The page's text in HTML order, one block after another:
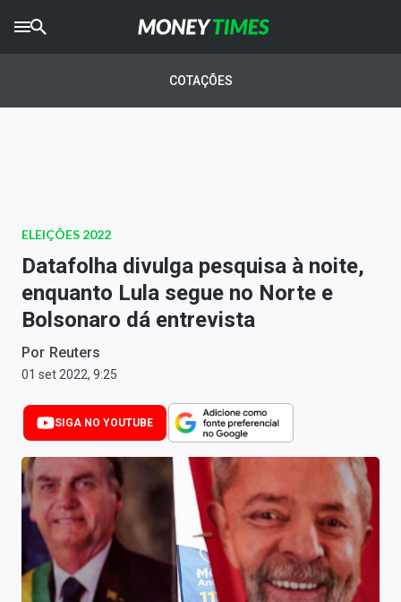
AGROTIMES
Newsletters
Money Trader
Anuncie
Últimas Notícias
Newsletters
Cotações
Comprar ou vender?
Carteiras Recomendadas
Central de Dividendos
COTAÇÕES
ELEIÇÕES 2022
Datafolha divulga pesquisa à noite,
enquanto Lula segue no Norte e
Bolsonaro dá entrevista
Por Reuters
01 set 2022, 9:25
SIGA NO YOUTUBE